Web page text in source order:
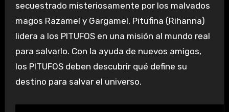
secuestrado misteriosamente por los malvados
magos Razamel y Gargamel, Pitufina (Rihanna)
lidera a los PITUFOS en una misión al mundo real
para salvarlo. Con la ayuda de nuevos amigos,
los PITUFOS deben descubrir qué define su
destino para salvar el universo.